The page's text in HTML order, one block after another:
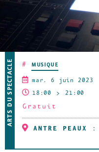
ARTS DU SPECTACLE # MUSIQUE
mar. 6 juin 2023
18:00 21:00
Gratuit
ANTRE PEAUX :